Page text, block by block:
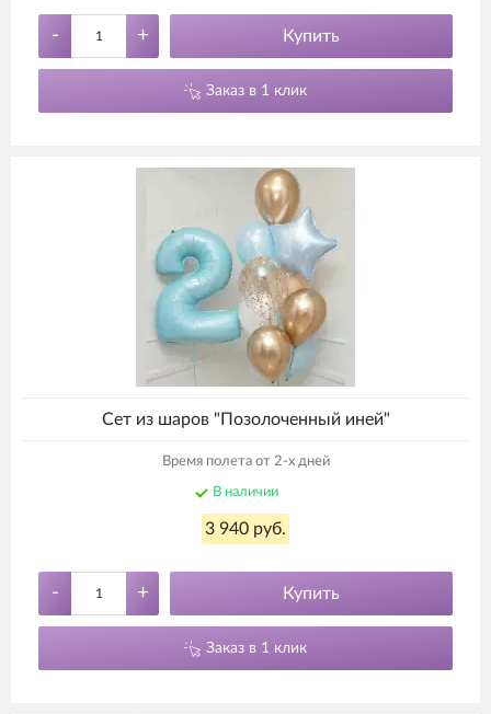
- + Купить
Заказ в 1 клик
Сет из шаров "Позолоченный иней"
Время полета от 2-х дней
В наличии
3 940 руб.
- + Купить
Заказ в 1 клик